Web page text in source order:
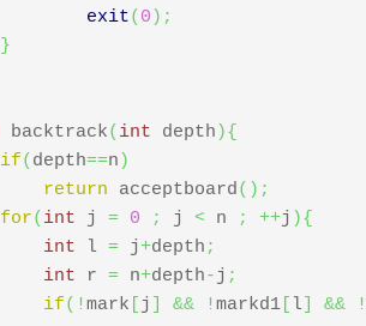
exit( 0 ) ;
}
backtrack( int depth ){
if( depth==n )
return acceptboard( ) ;
for( int j = 0 ; j < n ; ++j ){
int l = j +depth ;
int r = n+depth-j ;
if( !mark j && !markd1 l && !